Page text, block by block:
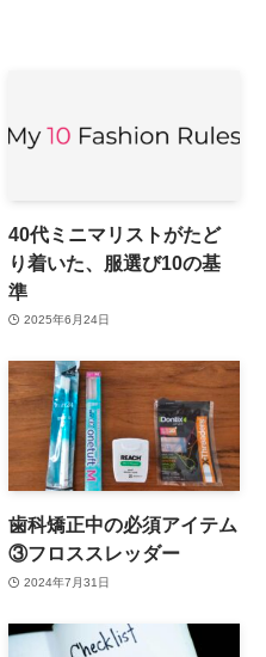
40代ミニマリストがたど
り着いた、服選び10の基
準
2025年6月24日
歯科矯正中の必須アイテム
③フロススレッダー
2024年7月31日